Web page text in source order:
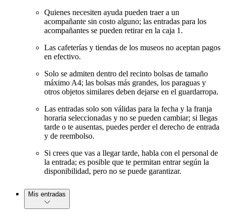
Quienes necesiten ayuda pueden traer a un
acompañante sin costo alguno; las entradas para los
acompañantes se pueden retirar en la caja 1.
Las cafeterías y tiendas de los museos no aceptan pagos
en efectivo.
Solo se admiten dentro del recinto bolsas de tamaño
máximo A4; las bolsas más grandes, los paraguas y
otros objetos similares deben dejarse en el guardarropa.
Las entradas solo son válidas para la fecha y la franja
horaria seleccionadas y no se pueden cambiar; si llegas
tarde o te ausentas, puedes perder el derecho de entrada
y de reembolso.
Si crees que vas a llegar tarde, habla con el personal de
la entrada; es posible que te permitan entrar según la
disponibilidad, pero no se puede garantizar.
Mis entradas